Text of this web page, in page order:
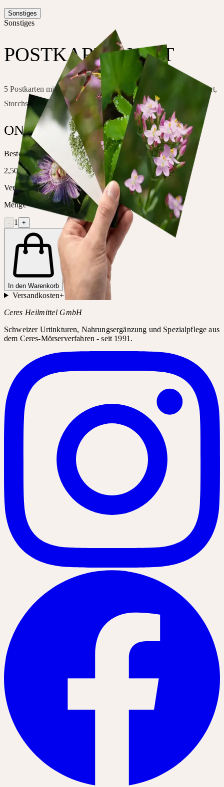
Sonstiges
Sonstiges
POSTKARTEN-SET
5 Postkarten mit den Motiven Frauenmantel, Tausendgüldenkraut,
Storchschnabel, Engelwurz und Passionsblume
ONLINE BESTELLEN
Bestellen Sie dieses Produkt bequem direkt bei Ceres.
2,50 €
Verfügbar
Menge
- 1 +
In den Warenkorb
Versandkosten+
Ceres Heilmittel GmbH
Schweizer Urtinkturen, Nahrungsergänzung und Spezialpflege aus
dem Ceres-Mörserverfahren - seit 1991.